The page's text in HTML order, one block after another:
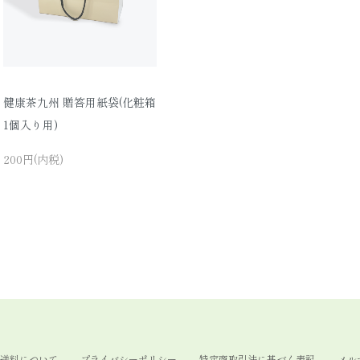
健康茶九州 贈答用紙袋(化粧箱
1個入り用)
200円(内税)